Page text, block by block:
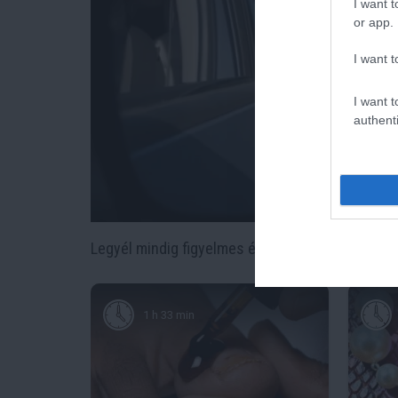
I want
or app.
I want
I want
Legyél mindig figyelmes és , és
1 h 33 min